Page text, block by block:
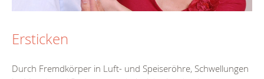
Ersticken
Durch Fremdkörper in Luft- und Speiseröhre, Schwellungen